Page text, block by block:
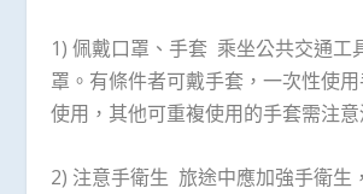
1) 佩戴口罩、手套 乘坐公共交通工
罩。有條件者可戴手套，一次性使
使用，其他可重複使用的手套需注意
2) 注意手衛生 旅途中應加強手衛生